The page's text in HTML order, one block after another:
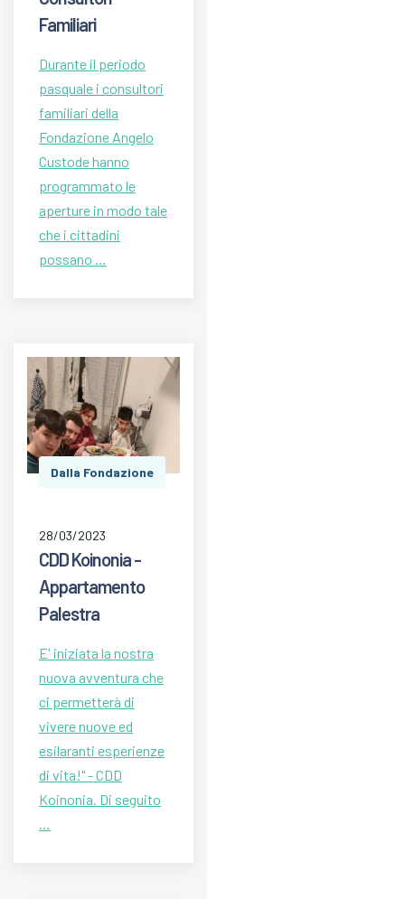
Familiari
Durante il periodo
pasquale i consultori
familiari della
Fondazione Angelo
Custode hanno
programmato le
aperture in modo tale
che i cittadini
possano …
Dalla Fondazione
28/03/2023
CDD Koinonia -
Appartamento
Palestra
E' iniziata la nostra
nuova avventura che
ci permetterà di
vivere nuove ed
esilaranti esperienze
di vita!" - CDD
Koinonia. Di seguito
…